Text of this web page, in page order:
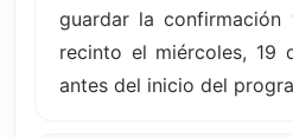
guardar la
recinto el miércoles, 19
antes del inicio del